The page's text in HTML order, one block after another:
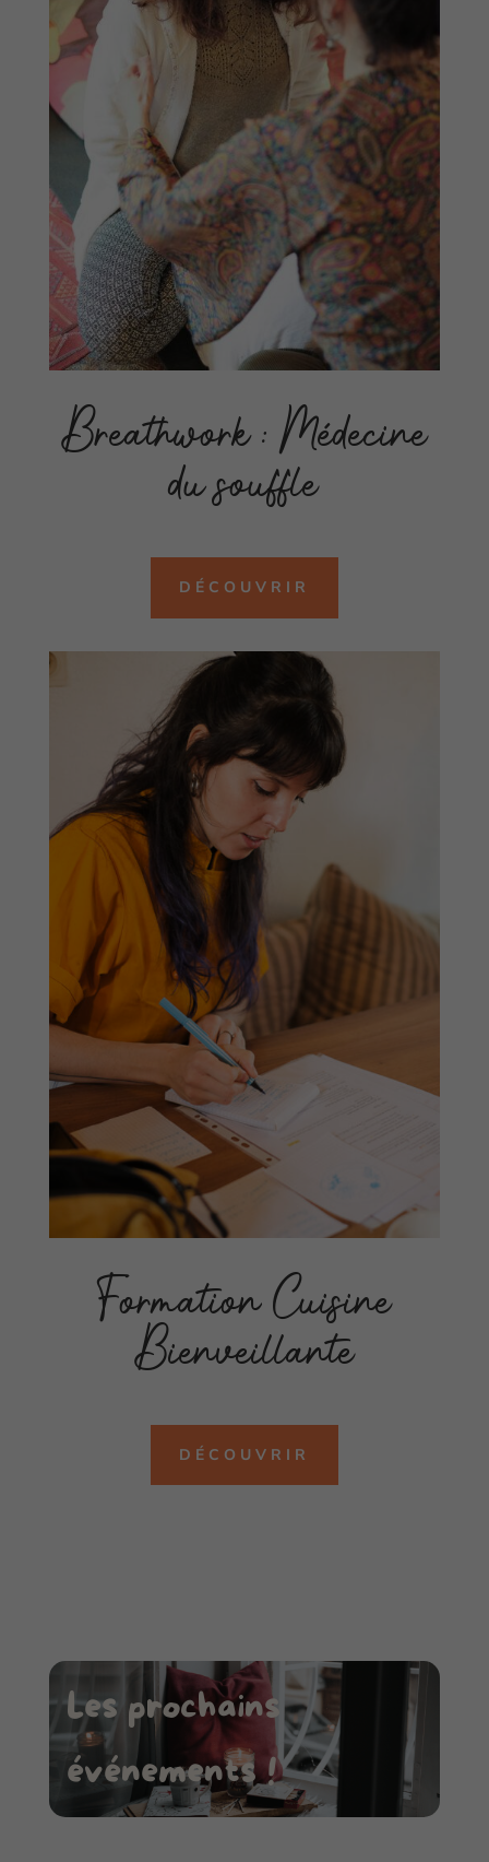
Breathwork : Médecine
du souffle
DÉCOUVRIR
Formation Cuisine
Bienveillante
DÉCOUVRIR
Les prochains
événements !